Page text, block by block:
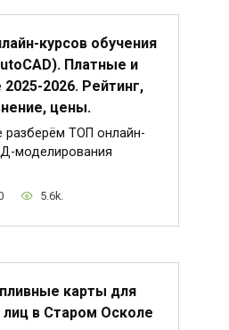
курсов обучения
Платные и
2026. Рейтинг,
цены.
разберём ТОП онлайн-
моделирования
5.6k.
карты для
в Старом Осколе